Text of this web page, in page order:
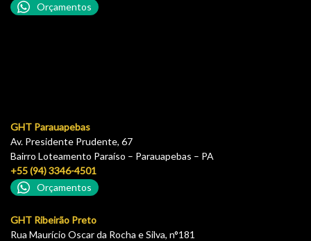
Orçamentos
GHT Parauapebas
Av. Presidente Prudente, 67
Bairro Loteamento Paraíso – Parauapebas – PA
+55 (94) 3346-4501
Orçamentos
GHT Ribeirão Preto
Rua Maurício Oscar da Rocha e Silva, n°181